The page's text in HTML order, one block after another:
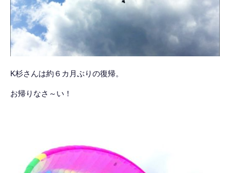
K杉さんは約６カ月ぶりの復帰。
お帰りなさ～い！